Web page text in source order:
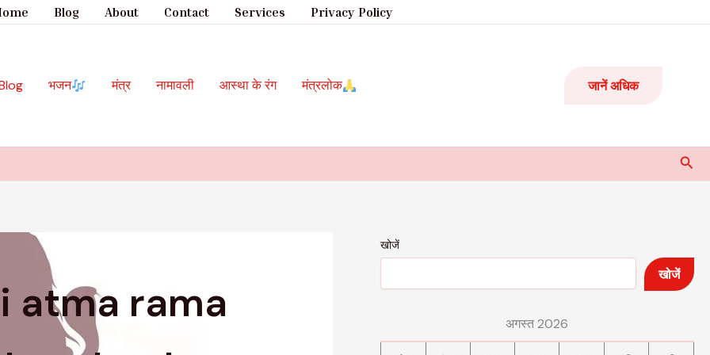
Blog About Contact Services Privacy Policy
भजन मंत्र नामावली आस्था के रंग मंत्रलोक जानें अधिक
atma rama
खोजें
खोजें
अगस्त 2026